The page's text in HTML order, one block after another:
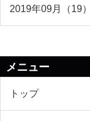
2019年09月（19）
メニュー
トップ